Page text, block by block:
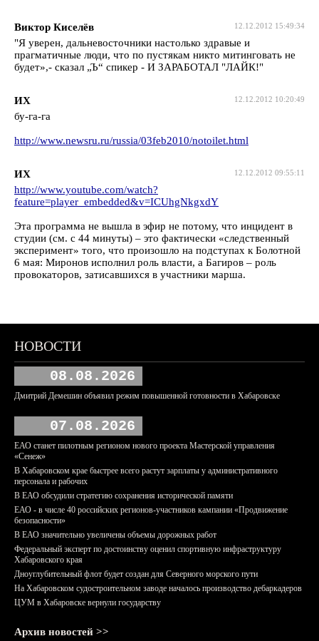
12.12.2012 15:49:34
Виктор Киселёв
"Я уверен, дальневосточники настолько здравые и
прагматичные люди, что по пустякам никто митинговать не
будет»,- сказал „Ъ“ спикер - И ЗАРАБОТАЛ "ЛАЙК!"
12.12.2012 10:20:49
ИХ
бу-га-га
http://www.newsru.ru/russia/03feb2010/notoilet.html
12.12.2012 09:55:11
ИХ
http://www.youtube.com/watch?
feature=player_embedded&v=ICUhgNkgxdY
Эта программа не вышла в эфир не потому, что инцидент в
студии (см. с 44 минуты) – это фактически «следственный
эксперимент» того, что произошло на подступах к Болотной
6 мая: Миронов исполнил роль власти, а Багиров – роль
провокаторов, затисавшихся в участники марша.
НОВОСТИ
08.08.2026
Дмитрий Демешин объявил режим повышенной готовности в Хабаровске
07.08.2026
ЕАО станет пилотным регионом нового проекта Мастерской управления
«Сенеж»
В Хабаровском крае быстрее всего растут зарплаты у административного
персонала и рабочих
В ЕАО обсудили стратегию сохранения исторической памяти
ЕАО - в числе 40 российских регионов-участников кампании «Продвижение
безопасности»
В ЕАО значительно увеличены объемы дорожных работ
Федеральный эксперт по достоинству оценил спортивную инфраструктуру
Хабаровского края
Дноуглубительный флот будет создан для Северного морского пути
На Хабаровском судостроительном заводе началось производство дебаркадеров
ЦУМ в Хабаровске вернули государству
Архив новостей >>